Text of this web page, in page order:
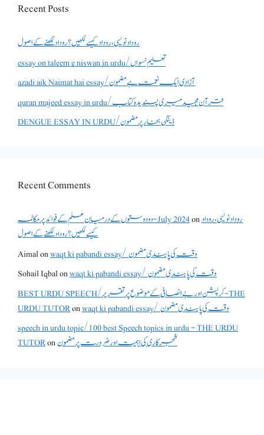
Recent Posts
روداد نویسی ،روداد کیسے لکھیں؟ روداد لکھنے کے اصول
essay on taleem e niswan in urdu/تعلیم نسواں
azadi aik Naimat hai essay/آزادی ایک نعمت ہے مضمون
quran majeed essay in urdu/قرآن مجید میری پسندیدہ کتاب
DENGUE ESSAY IN URDU/ڈینگی بخار پر مضمون
Recent Comments
دو دوستوں کے درمیان علم کے فوائد پر مکالمہ - July 2024onروداد نویسی ،روداد
کیسے لکھیں؟ روداد لکھنے کے اصول
Aimalon
waqt ki pabandi essay/ وقت کی پابندی مضمون
Sohail Iqbalon
waqt ki pabandi essay/ وقت کی پابندی مضمون
BEST URDU SPEECH/کرپشن اور بے انصافی کے موضوع پر تقریر - THE
URDU TUTORon
waqt ki pabandi essay/ وقت کی پابندی مضمون
speech in urdu topic/100 best Speech topics in urdu - THE URDU
TUTORonشجرکاری کی اہمیت اور ضرورت پر مضمون